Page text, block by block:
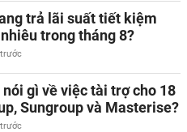
trả lãi suất tiết kiệm
trong tháng 8?
nói gì về việc tài trợ cho 18
Sungroup và Masterise?